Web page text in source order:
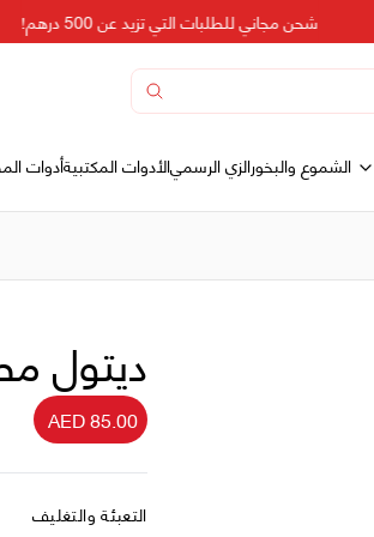
شحن مجاني للطلبات التي تزيد عن 500 درهم!
الشموع والبخورالزي الرسميالأدوات المكتبيةأدوات
ديتول مطهر
AED 85.00
التعبئة والتغليف